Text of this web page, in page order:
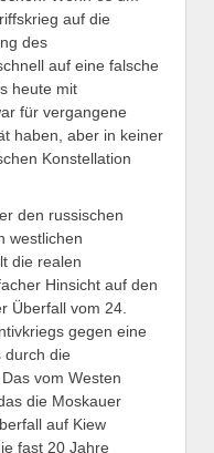
auf die
des
auf eine falsche
heute mit
für vergangene
haben, aber in keiner
Konstellation
den russischen
westlichen
die realen
Hinsicht auf den
Überfall vom 24.
gegen eine
durch die
vom Westen
die Moskauer
auf Kiew
fast 20 Jahre